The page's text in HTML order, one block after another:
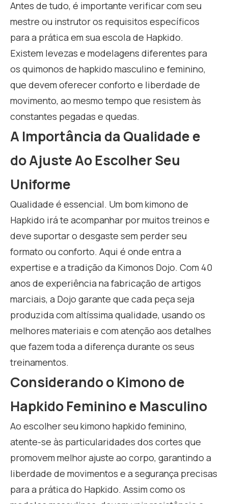
Antes de tudo, é importante verificar com seu
mestre ou instrutor os requisitos específicos
para a prática em sua escola de Hapkido.
Existem levezas e modelagens diferentes para
os quimonos de hapkido masculino e feminino,
que devem oferecer conforto e liberdade de
movimento, ao mesmo tempo que resistem às
constantes pegadas e quedas.
A Importância da Qualidade e
do Ajuste Ao Escolher Seu
Uniforme
Qualidade é essencial. Um bom kimono de
Hapkido irá te acompanhar por muitos treinos e
deve suportar o desgaste sem perder seu
formato ou conforto. Aqui é onde entra a
expertise e a tradição da Kimonos Dojo. Com 40
anos de experiência na fabricação de artigos
marciais, a Dojo garante que cada peça seja
produzida com altíssima qualidade, usando os
melhores materiais e com atenção aos detalhes
que fazem toda a diferença durante os seus
treinamentos.
Considerando o Kimono de
Hapkido Feminino e Masculino
Ao escolher seu kimono hapkido feminino,
atente-se às particularidades dos cortes que
promovem melhor ajuste ao corpo, garantindo a
liberdade de movimentos e a segurança precisas
para a prática do Hapkido. Assim como os